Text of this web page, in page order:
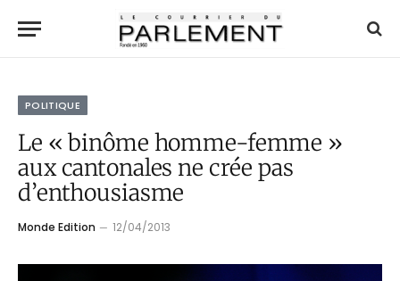
POLITIQUE
Le « binôme homme-femme »
aux cantonales ne crée pas
d’enthousiasme
Monde Edition 12/04/2013